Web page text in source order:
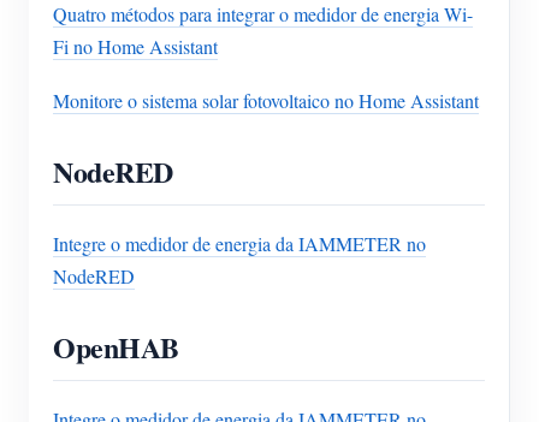
Quatro métodos para integrar o medidor de energia Wi-
Fi no Home Assistant
Monitore o sistema solar fotovoltaico no Home Assistant
NodeRED
Integre o medidor de energia da IAMMETER no
NodeRED
OpenHAB